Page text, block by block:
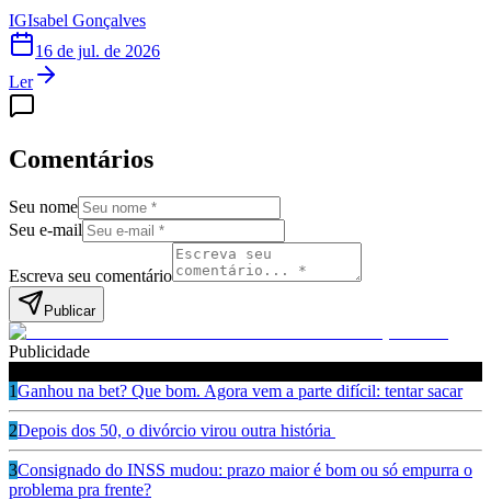
IGIsabel Gonçalves
16 de jul. de 2026
Ler
Comentários
Seu nome
Seu e-mail
Escreva seu comentário
Publicar
Publicidade
1Ganhou na bet? Que bom. Agora vem a parte difícil: tentar sacar
2Depois dos 50, o divórcio virou outra história
3Consignado do INSS mudou: prazo maior é bom ou só empurra o
problema pra frente?